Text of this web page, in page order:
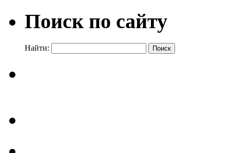
Поиск по сайту
Найти: